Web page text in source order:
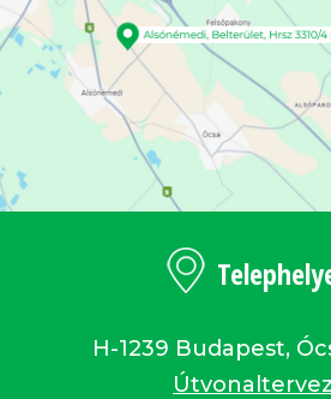
H-1239 Budapest,